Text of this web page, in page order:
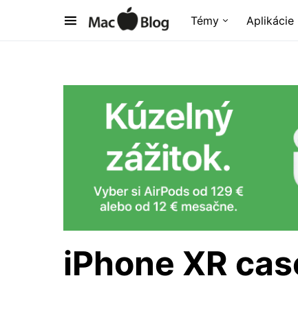
Témy Aplikácie
iPhone XR